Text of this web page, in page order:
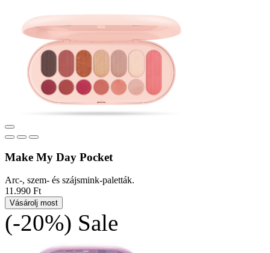
Make My Day Pocket
Arc-, szem- és szájsmink-paletták.
11.990 Ft
Vásárolj most
(-20%) Sale